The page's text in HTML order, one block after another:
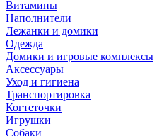
Витамины
Наполнители
Лежанки и домики
Одежда
Домики и игровые комплексы
Аксессуары
Уход и гигиена
Транспортировка
Когтеточки
Игрушки
Собаки